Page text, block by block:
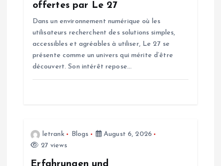
offertes par Le 27
Dans un environnement numérique où les
utilisateurs recherchent des solutions simples,
accessibles et agréables à utiliser, Le 27 se
présente comme un univers qui mérite d’être
découvert. Son intérêt repose…
letrank Blogs
August 6, 2026
27 views